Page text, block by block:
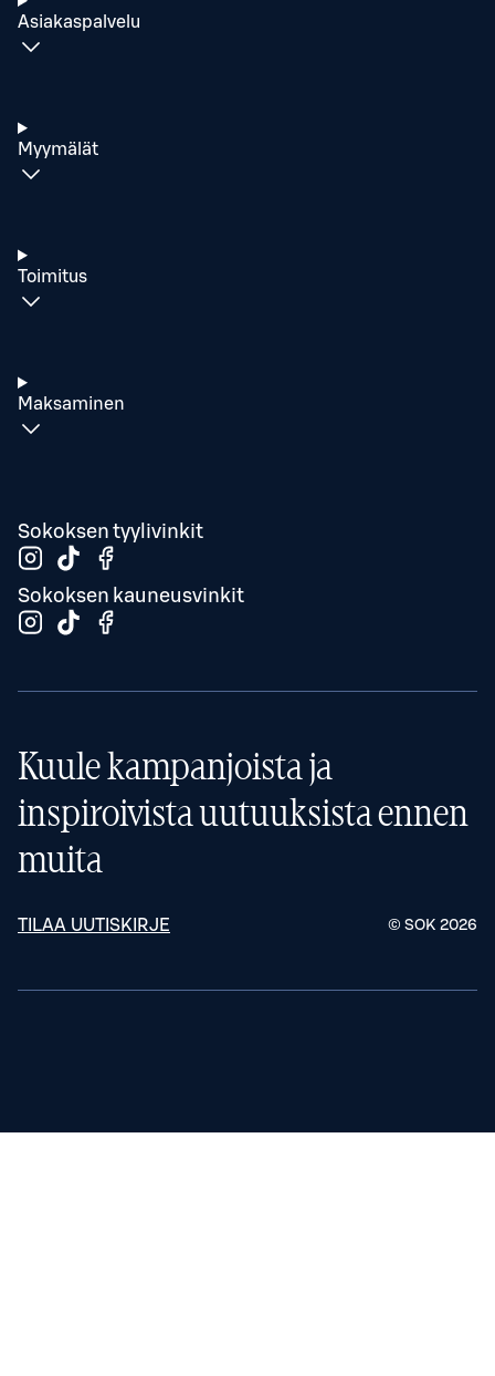
Asiakaspalvelu
Myymälät
Toimitus
Maksaminen
Sokoksen tyylivinkit
Sokoksen kauneusvinkit
Kuule kampanjoista ja
inspiroivista uutuuksista ennen
muita
TILAA UUTISKIRJE © SOK 2026